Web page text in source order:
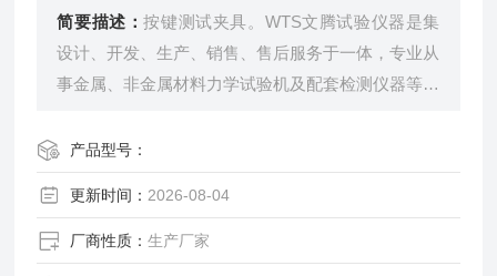
简要描述：按键测试夹具。WTS文腾试验仪器是集
设计、开发、生产、销售、售后服务于一体，专业从
事金属、非金属材料力学试验机及配套检测仪器等的
产品型号：
更新时间： 2026-08-04
厂商性质：生产厂家